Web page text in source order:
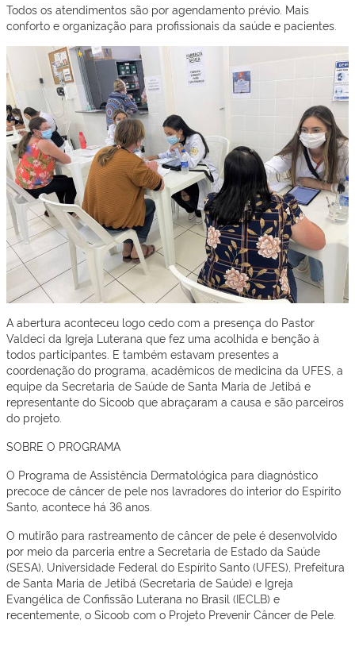
Todos os atendimentos são por agendamento prévio. Mais
conforto e organização para profissionais da saúde e pacientes.
A abertura aconteceu logo cedo com a presença do Pastor
Valdeci da Igreja Luterana que fez uma acolhida e benção à
todos participantes. E também estavam presentes a
coordenação do programa, acadêmicos de medicina da UFES, a
equipe da Secretaria de Saúde de Santa Maria de Jetibá e
representante do Sicoob que abraçaram a causa e são parceiros
do projeto.
SOBRE O PROGRAMA
O Programa de Assistência Dermatológica para diagnóstico
precoce de câncer de pele nos lavradores do interior do Espírito
Santo, acontece há 36 anos.
O mutirão para rastreamento de câncer de pele é desenvolvido
por meio da parceria entre a Secretaria de Estado da Saúde
(SESA), Universidade Federal do Espírito Santo (UFES), Prefeitura
de Santa Maria de Jetibá (Secretaria de Saúde) e Igreja
Evangélica de Confissão Luterana no Brasil (IECLB) e
recentemente, o Sicoob com o Projeto Prevenir Câncer de Pele.